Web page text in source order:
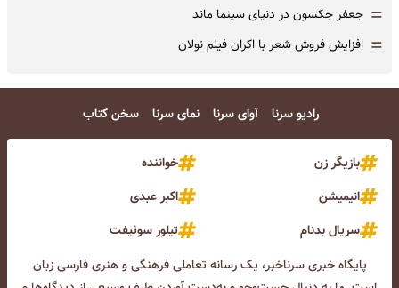
= جعفر جکسون در دنیای سینما ماند
= افزایش فروش شعر با اکران فیلم نولان
رادیو سرنا آوای سرنا نمای سرنا سخن کتاب
بازیگر زن
خواننده
انیمیشن
اکبر عبدی
سریال بدنام
تیلور سوئیفت
پایگاه خبری سرناخبر، یک رسانه تعاملی فرهنگی و هنری فارسی زبان